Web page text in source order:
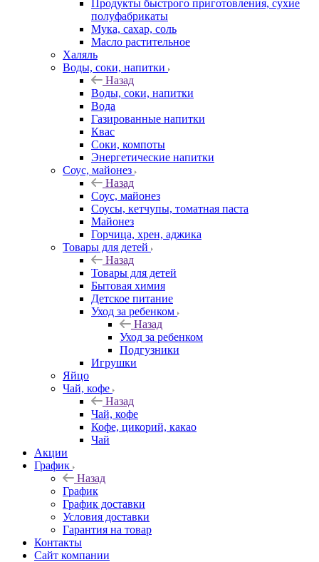
Продукты быстрого приготовления, сухие
полуфабрикаты
Мука, сахар, соль
Масло растительное
Халяль
Воды, соки, напитки
Назад
Воды, соки, напитки
Вода
Газированные напитки
Квас
Соки, компоты
Энергетические напитки
Соус, майонез
Назад
Соус, майонез
Соусы, кетчупы, томатная паста
Майонез
Горчица, хрен, аджика
Товары для детей
Назад
Товары для детей
Бытовая химия
Детское питание
Уход за ребенком
Назад
Уход за ребенком
Подгузники
Игрушки
Яйцо
Чай, кофе
Назад
Чай, кофе
Кофе, цикорий, какао
Чай
Акции
График
Назад
График
График доставки
Условия доставки
Гарантия на товар
Контакты
Сайт компании